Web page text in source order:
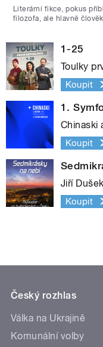
Literární fikce, pokus
filozofa, ale hlavně
1-25
Toulky
Koupit
1.
Chinaski
Koupit
Jiří
Koupit
Český rozhlas
Válka na Ukrajině
Komunální volby